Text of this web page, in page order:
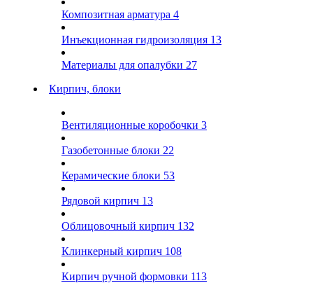
Композитная арматура 4
Инъекционная гидроизоляция 13
Материалы для опалубки 27
Кирпич, блоки
Вентиляционные коробочки 3
Газобетонные блоки 22
Керамические блоки 53
Рядовой кирпич 13
Облицовочный кирпич 132
Клинкерный кирпич 108
Кирпич ручной формовки 113